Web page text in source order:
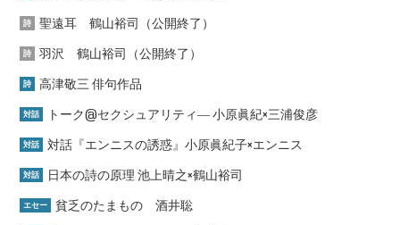
詩 聖遠耳 鶴山裕司（公開終了）
詩 羽沢 鶴山裕司（公開終了）
詩 高津敬三 俳句作品
対話 トーク@セクシュアリティ― 小原眞紀×三浦俊彦
対話 対話『エンニスの誘惑』小原眞紀子×エンニス
対話 日本の詩の原理 池上晴之×鶴山裕司
エセー 貧乏のたまもの 酒井聡